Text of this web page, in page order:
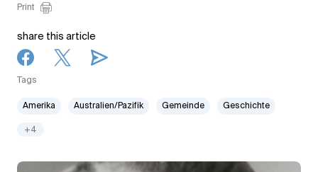
Print
share this article
Tags
Amerika Australien/Pazifik Gemeinde Geschichte
+4